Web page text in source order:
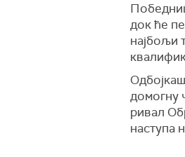
док ће
најбољи
домогну
ривал
наступа